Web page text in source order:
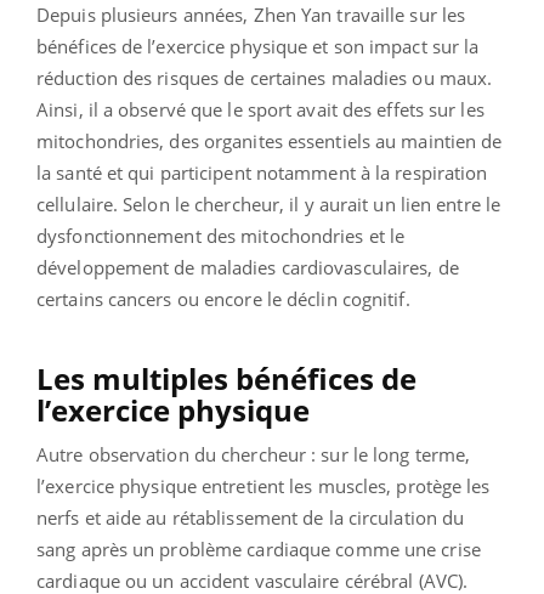
Depuis plusieurs années, Zhen Yan travaille sur les
bénéfices de l’exercice physique et son impact sur la
réduction des risques de certaines maladies ou maux.
Ainsi, il a observé que le sport avait des effets sur les
mitochondries, des organites essentiels au maintien de
la santé et qui participent notamment à la respiration
cellulaire. Selon le chercheur, il y aurait un lien entre le
dysfonctionnement des mitochondries et le
développement de maladies cardiovasculaires, de
certains cancers ou encore le déclin cognitif.
Les multiples bénéfices de
l’exercice physique
Autre observation du chercheur : sur le long terme,
l’exercice physique entretient les muscles, protège les
nerfs et aide au rétablissement de la circulation du
sang après un problème cardiaque comme une crise
cardiaque ou un accident vasculaire cérébral (AVC).